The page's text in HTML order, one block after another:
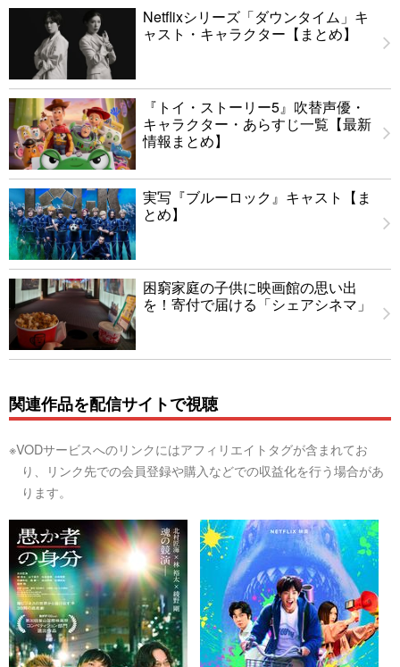
Netflixシリーズ「ダウンタイム」キ
ャスト・キャラクター【まとめ】
『トイ・ストーリー5』吹替声優・
キャラクター・あらすじ一覧【最新
情報まとめ】
実写『ブルーロック』キャスト【ま
とめ】
困窮家庭の子供に映画館の思い出
を！寄付で届ける「シェアシネマ」
関連作品を配信サイトで視聴
※VODサービスへのリンクにはアフィリエイトタグが含まれてお
り、リンク先での会員登録や購入などでの収益化を行う場合があ
ります。